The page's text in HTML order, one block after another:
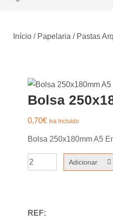
Início/ Papelaria / Pastas
Bolsa
0,70€ Iva Incluido
Bolsa 250x180mm A5
Quantidade
de
A5
Adicionar
REF: